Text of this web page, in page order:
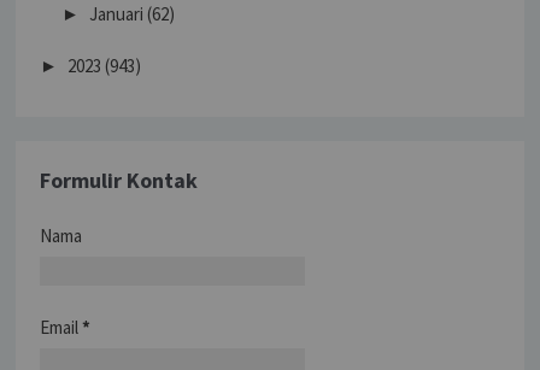
► Januari (62)
► 2023 (943)
Formulir Kontak
Nama
Email*